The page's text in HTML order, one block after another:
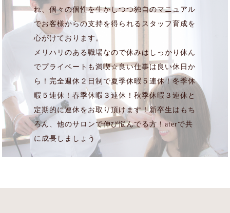
TROUBLE
頭皮の乾燥・かゆみ
パサつき・髪の広がり
白髪が気になる方
抜け毛・薄毛
COUPON
PRODUCT
CUSTOMER VOICE
れ、個々の個性を生かしつつ独自のマニュアル
でお客様からの支持を得られるスタッフ育成を
心がけております。
メリハリのある職場なので休みはしっかり休ん
でプライベートも満喫☆良い仕事は良い休日か
ら！完全週休２日制で夏季休暇５連休！冬季休
暇５連休！春季休暇３連休！秋季休暇３連休と
定期的に連休をお取り頂けます！新卒生はもち
ろん、他のサロンで伸び悩んでる方！aterで共
に成長しましょう